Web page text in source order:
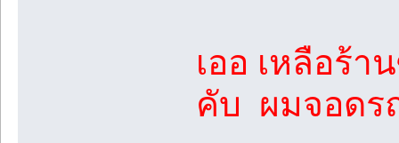
เออ เหลือร้
คับ ผมจอดร